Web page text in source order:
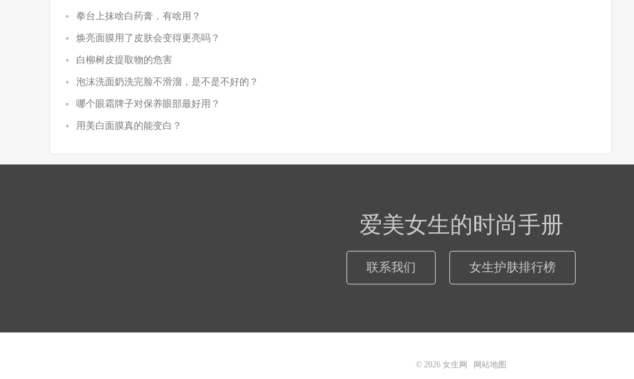
拳台上抹啥白药膏，有啥用？
焕亮面膜用了皮肤会变得更亮吗？
白柳树皮提取物的危害
泡沫洗面奶洗完脸不滑溜，是不是不好的？
哪个眼霜牌子对保养眼部最好用？
用美白面膜真的能变白？
爱美女生的时尚手册
联系我们 女生护肤排行榜
© 2026 女生网 网站地图